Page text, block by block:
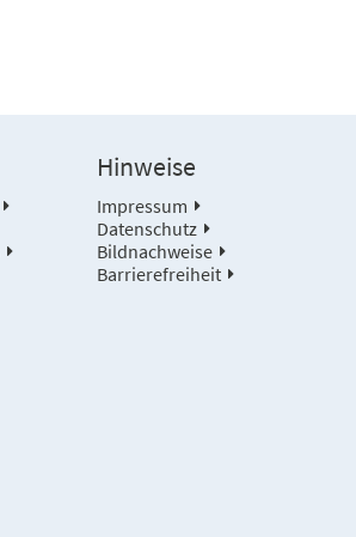
Hinweise
Impressum
Datenschutz
Bildnachweise
Barrierefreiheit